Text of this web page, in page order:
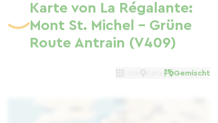
Karte von La Régalante:
Mont St. Michel – Grüne
Route Antrain (V409)
Gemischt